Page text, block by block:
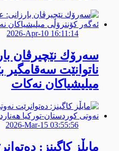
2026-Apr-10 16:11:14
سەرۆك نێچیرڤان
ناتوانێت سەقامگیر
میلیشیاکان نەکات
2026-Mar-15 03:55:56
مایڵز کاگینز: